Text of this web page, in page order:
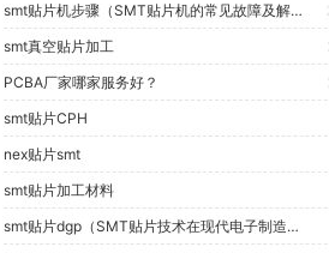
smt贴片机步骤（SMT贴片机的常见故障及解决方法是什么？）
smt真空贴片加工
PCBA厂家哪家服务好？
smt贴片CPH
nex贴片smt
smt贴片加工材料
smt贴片dgp（SMT贴片技术在现代电子制造中的具体应用有哪些？）